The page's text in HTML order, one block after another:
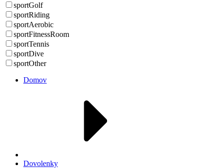
sportGolf
sportRiding
sportAerobic
sportFitnessRoom
sportTennis
sportDive
sportOther
Domov
Dovolenky